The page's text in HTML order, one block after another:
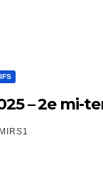
– 2e mi-